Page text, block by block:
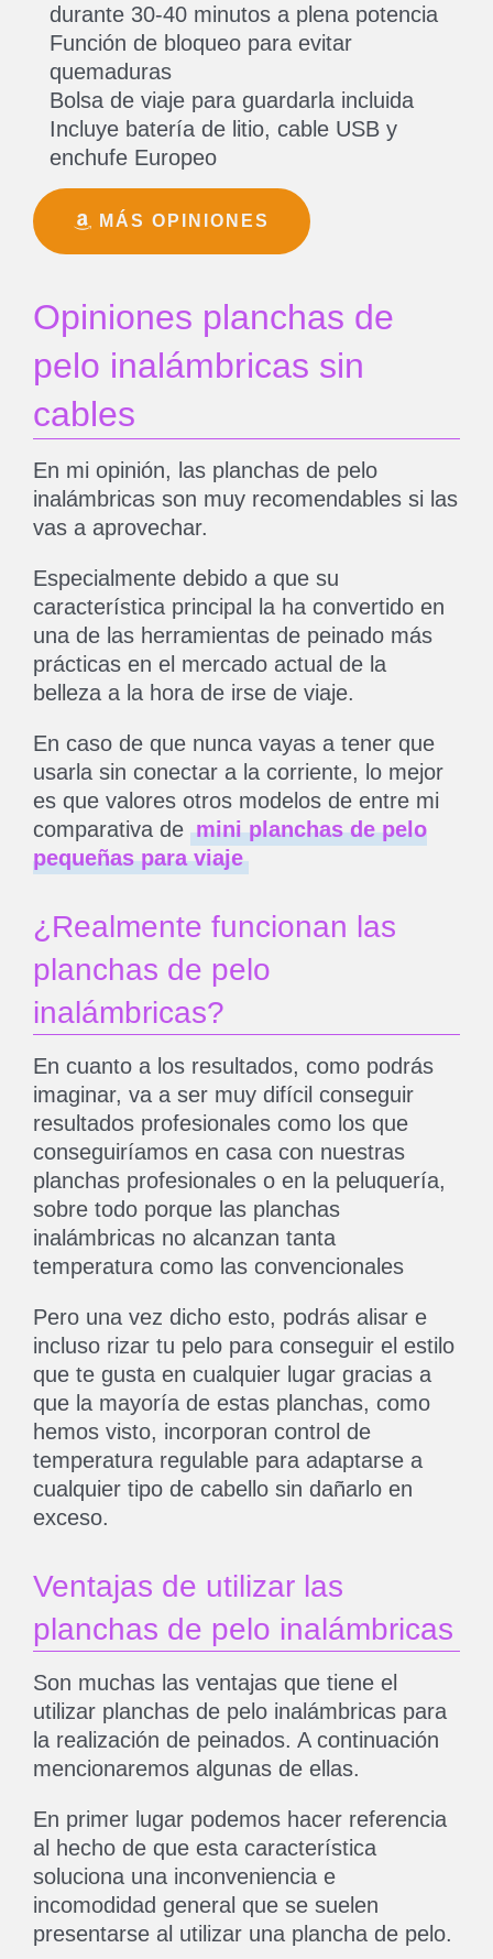
durante 30-40 minutos a plena potencia
Función de bloqueo para evitar
quemaduras
Bolsa de viaje para guardarla incluida
Incluye batería de litio, cable USB y
enchufe Europeo
MÁS OPINIONES
Opiniones planchas de
pelo inalámbricas sin
cables
En mi opinión, las planchas de pelo
inalámbricas son muy recomendables si las
vas a aprovechar.
Especialmente debido a que su
característica principal la ha convertido en
una de las herramientas de peinado más
prácticas en el mercado actual de la
belleza a la hora de irse de viaje.
En caso de que nunca vayas a tener que
usarla sin conectar a la corriente, lo mejor
es que valores otros modelos de entre mi
comparativa de mini planchas de pelo
pequeñas para viaje
¿Realmente funcionan las
planchas de pelo
inalámbricas?
En cuanto a los resultados, como podrás
imaginar, va a ser muy difícil conseguir
resultados profesionales como los que
conseguiríamos en casa con nuestras
planchas profesionales o en la peluquería,
sobre todo porque las planchas
inalámbricas no alcanzan tanta
temperatura como las convencionales
Pero una vez dicho esto, podrás alisar e
incluso rizar tu pelo para conseguir el estilo
que te gusta en cualquier lugar gracias a
que la mayoría de estas planchas, como
hemos visto, incorporan control de
temperatura regulable para adaptarse a
cualquier tipo de cabello sin dañarlo en
exceso.
Ventajas de utilizar las
planchas de pelo inalámbricas
Son muchas las ventajas que tiene el
utilizar planchas de pelo inalámbricas para
la realización de peinados. A continuación
mencionaremos algunas de ellas.
En primer lugar podemos hacer referencia
al hecho de que esta característica
soluciona una inconveniencia e
incomodidad general que se suelen
presentarse al utilizar una plancha de pelo.